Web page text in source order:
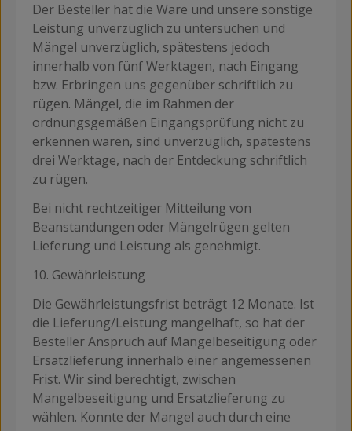
Der Besteller hat die Ware und unsere sonstige
Leistung unverzüglich zu untersuchen und
Mängel unverzüglich, spätestens jedoch
innerhalb von fünf Werktagen, nach Eingang
bzw. Erbringen uns gegenüber schriftlich zu
rügen. Mängel, die im Rahmen der
ordnungsgemäßen Eingangsprüfung nicht zu
erkennen waren, sind unverzüglich, spätestens
drei Werktage, nach der Entdeckung schriftlich
zu rügen.
Bei nicht rechtzeitiger Mitteilung von
Beanstandungen oder Mängelrügen gelten
Lieferung und Leistung als genehmigt.
10. Gewährleistung
Die Gewährleistungsfrist beträgt 12 Monate. Ist
die Lieferung/Leistung mangelhaft, so hat der
Besteller Anspruch auf Mangelbeseitigung oder
Ersatzlieferung innerhalb einer angemessenen
Frist. Wir sind berechtigt, zwischen
Mangelbeseitigung und Ersatzlieferung zu
wählen. Konnte der Mangel auch durch eine